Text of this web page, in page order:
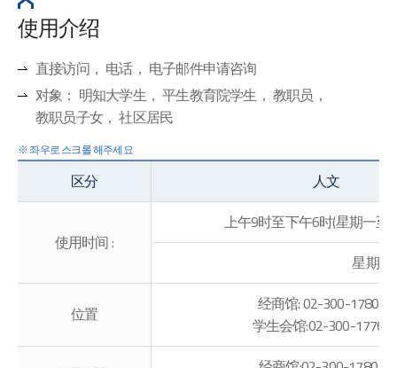
使用介绍
直接访问， 电话， 电子邮件申请咨询
对象： 明知大学生， 平生教育院学生， 教职员，
教职员子女， 社区居民
区分 人文
使用时间 :
上午9时至下午6时(星期一至
星期三
位置
经商馆: 02-300-1780 ~
学生会馆:02-300-1776